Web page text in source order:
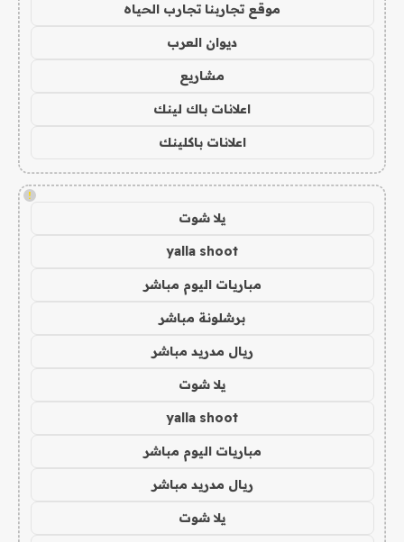
موقع تجاربنا تجارب الحياه
ديوان العرب
مشاريع
اعلانات باك لينك
اعلانات باكلينك
!
يلا شوت
yalla shoot
مباريات اليوم مباشر
برشلونة مباشر
ريال مدريد مباشر
يلا شوت
yalla shoot
مباريات اليوم مباشر
ريال مدريد مباشر
يلا شوت